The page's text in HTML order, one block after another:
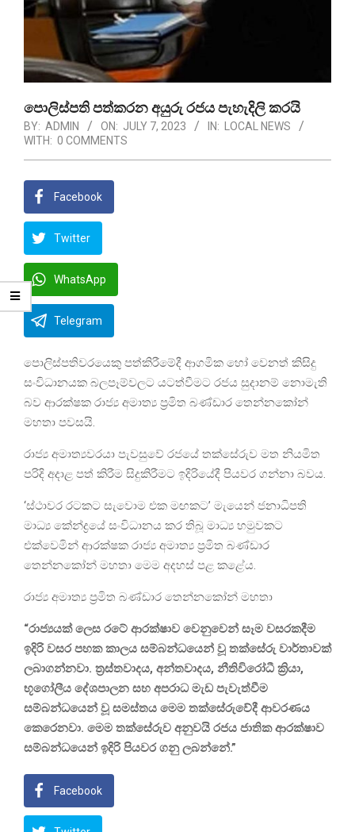
පොලිස්පති පත්කරන අයුරු රජය පැහැදිලි කරයි
BY: ADMIN ON: JULY 7, 2023 IN:
LOCAL NEWS
WITH: 0 COMMENTS
Facebook
Twitter
WhatsApp
Telegram
පොලිස්පතිවරයෙකු පත්කිරීමේදී ආගමික හෝ වෙනත් කිසිදු
සංවිධානයක බලපෑම්වලට යටත්වීමට රජය සුදානම් නොමැති
බව ආරක්ෂක රාජ්‍ය අමාත්‍ය ප්‍රමිත බණ්ඩාර තෙන්නකෝන්
මහතා පවසයි.
රාජ්‍ය අමාත්‍යවරයා පැවසුවේ රජයේ තක්සේරුව මත නියමිත
පරිදි අදාළ පත් කිරීම සිදුකිරීමට ඉදිරියේදී පියවර ගන්නා බවය.
‘ස්ථාවර රටකට සැවොම එක මඟකට’ මැයෙන් ජනාධිපති
මාධ්‍ය කේන්ද්‍රයේ සංවිධානය කර තිබූ මාධ්‍ය හමුවකට
එක්වෙමින් ආරක්ෂක රාජ්‍ය අමාත්‍ය ප්‍රමිත බණ්ඩාර
තෙන්නකෝන් මහතා මෙම අදහස් පළ කළේය.
රාජ්‍ය අමාත්‍ය ප්‍රමිත බණ්ඩාර තෙන්නකෝන් මහතා
“රාජ්‍යයක් ලෙස රටේ ආරක්ෂාව වෙනුවෙන් සෑම වසරකදීම
ඉදිරි වසර පහක කාලය සම්බන්ධයෙන් වූ තක්සේරු වාර්තාවක්
ලබාගන්නවා. ත්‍රස්තවාදය, අන්තවාදය, නීතිවිරෝධී ක්‍රියා,
භූගෝලීය දේශපාලන සහ අපරාධ මැඩ පැවැත්වීම
සම්බන්ධයෙන් වූ සමස්තය මෙම තක්සේරුවේදී ආවරණය
කෙරෙනවා. මෙම තක්සේරුව අනුවයි රජය ජාතික ආරක්ෂාව
සම්බන්ධයෙන් ඉදිරි පියවර ගනු ලබන්නේ.”
Facebook